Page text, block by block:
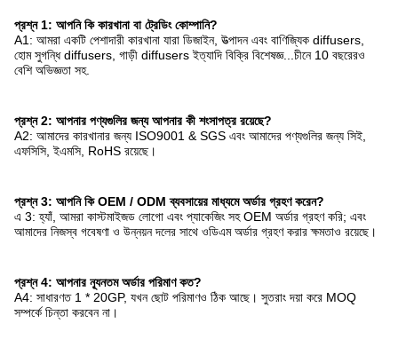
প্রশ্ন 1: আপনি কি কারখানা বা ট্রেডিং কোম্পানি?
A1: আমরা একটি পেশাদারী কারখানা যারা ডিজাইন, উত্পাদন এবং বাণিজ্যিক diffusers,
হোম সুগন্ধি diffusers, গাড়ী diffusers ইত্যাদি বিক্রি বিশেষজ্ঞ...চীনে 10 বছরেরও
বেশি অভিজ্ঞতা সহ.
প্রশ্ন 2: আপনার পণ্যগুলির জন্য আপনার কী শংসাপত্র রয়েছে?
A2: আমাদের কারখানার জন্য ISO9001 & SGS এবং আমাদের পণ্যগুলির জন্য সিই,
এফসিসি, ইএমসি, RoHS রয়েছে।
প্রশ্ন 3: আপনি কি OEM / ODM ব্যবসায়ের মাধ্যমে অর্ডার গ্রহণ করেন?
এ 3: হ্যাঁ, আমরা কাস্টমাইজড লোগো এবং প্যাকেজিং সহ OEM অর্ডার গ্রহণ করি; এবং
আমাদের নিজস্ব গবেষণা ও উন্নয়ন দলের সাথে ওডিএম অর্ডার গ্রহণ করার ক্ষমতাও রয়েছে।
প্রশ্ন 4: আপনার ন্যূনতম অর্ডার পরিমাণ কত?
A4: সাধারণত 1 * 20GP, যখন ছোট পরিমাণও ঠিক আছে। সুতরাং দয়া করে MOQ
সম্পর্কে চিন্তা করবেন না।